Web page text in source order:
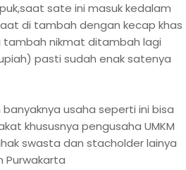
sate ini masuk kedalam
di tambah dengan kecap khas
tambah nikmat ditambah lagi
pasti sudah enak satenya
usaha seperti ini bisa
khususnya pengusaha UMKM
swasta dan stacholder lainya
Purwakarta